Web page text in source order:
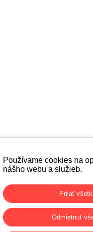
Používame cookies na
nášho webu a služieb.
Prijať
Odmietnuť